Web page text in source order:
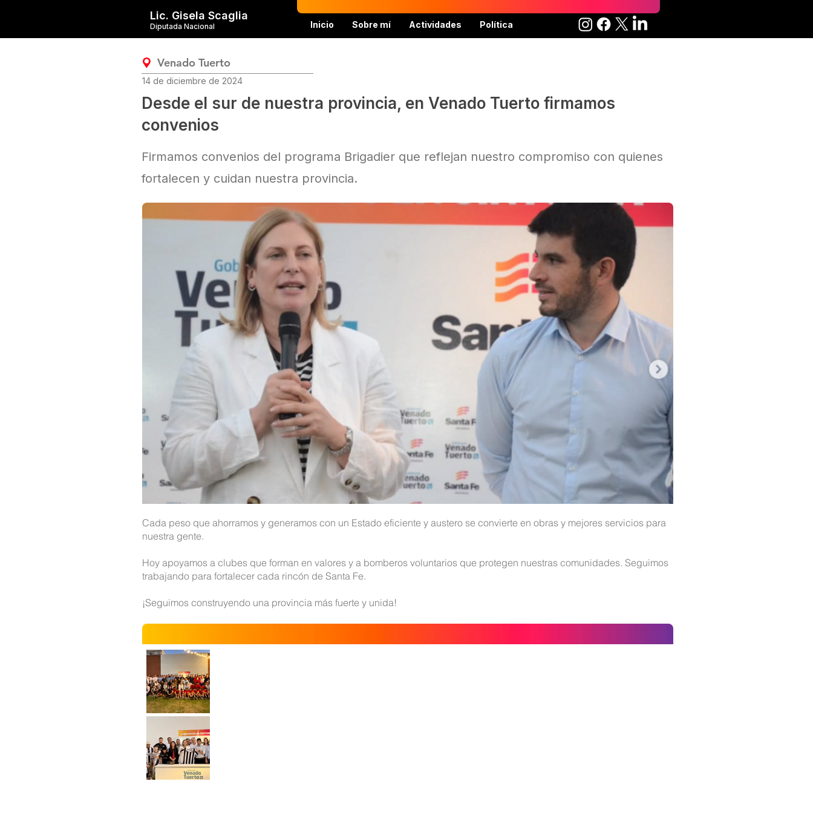
Diputada Nacional
Lic. Gisela Scaglia
Inicio Sobre mí Actividades Política
Venado Tuerto
14 de diciembre de 2024
Desde el sur de nuestra provincia, en Venado Tuerto firmamos
convenios
Firmamos convenios del programa Brigadier que reflejan nuestro compromiso con quienes
fortalecen y cuidan nuestra provincia.
Cada peso que ahorramos y generamos con un Estado eficiente y austero se convierte en obras y mejores servicios para
nuestra gente.
Hoy apoyamos a clubes que forman en valores y a bomberos voluntarios que protegen nuestras comunidades. Seguimos
trabajando para fortalecer cada rincón de Santa Fe.
¡Seguimos construyendo una provincia más fuerte y unida!